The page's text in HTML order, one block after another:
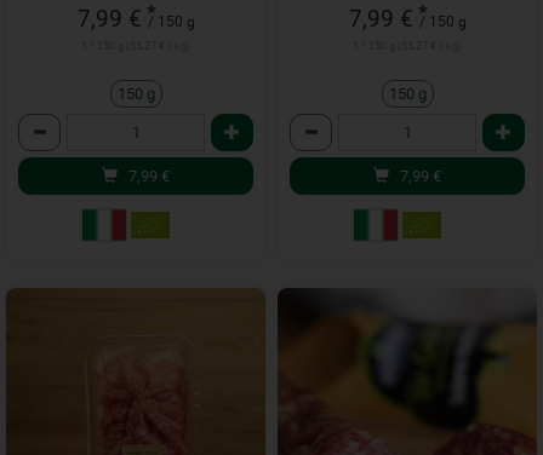
7,99 € *
/ 150 g
150 g
Anzahl
7,99 €
7,99 € *
/ 150 g
150 g
Anzahl
7,99 €